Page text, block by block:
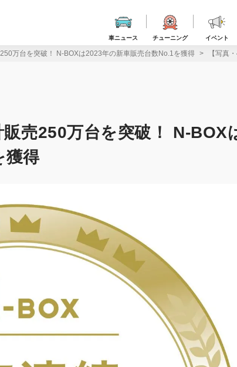
車ニュース チューニング イベント
万台を突破！ N-BOXは2023年の新車販売台数No.1を獲得 【写真
売250万台を突破！ N-BOX
獲得